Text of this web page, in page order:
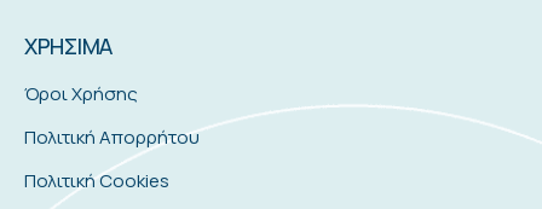
ΧΡΗΣΙΜΑ
Όροι Χρήσης
Πολιτική Απορρήτου
Πολιτική Cookies